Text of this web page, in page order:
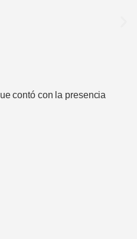
contó con la presencia